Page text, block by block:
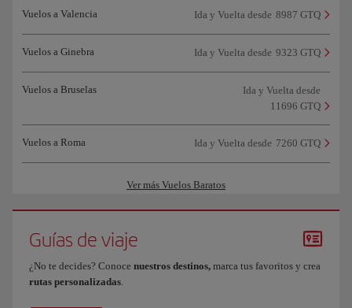
Vuelos a Valencia Ida y Vuelta desde 8987 GTQ
Vuelos a Ginebra Ida y Vuelta desde 9323 GTQ
Vuelos a Bruselas
Ida y Vuelta desde
11696 GTQ
Vuelos a Roma Ida y Vuelta desde 7260 GTQ
Ver más Vuelos Baratos
Guías de viaje
¿No te decides? Conoce nuestros destinos, marca tus favoritos y crea
rutas personalizadas.